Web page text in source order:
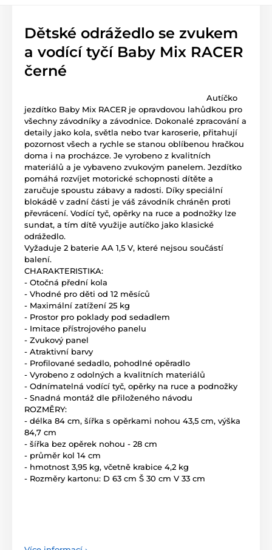
Dětské odrážedlo se zvukem
a vodící tyčí Baby Mix RACER
černé
Autíčko
jezdítko Baby Mix RACER je opravdovou lahůdkou pro
všechny závodníky a závodnice. Dokonalé zpracování a
detaily jako kola, světla nebo tvar karoserie, přitahují
pozornost všech a rychle se stanou oblíbenou hračkou
doma i na procházce. Je vyrobeno z kvalitních
materiálů a je vybaveno zvukovým panelem. Jezdítko
pomáhá rozvíjet motorické schopnosti dítěte a
zaručuje spoustu zábavy a radosti. Díky speciální
blokádě v zadní části je váš závodník chráněn proti
převrácení. Vodící tyč, opěrky na ruce a podnožky lze
sundat, a tím dítě využije autíčko jako klasické
odrážedlo.
Vyžaduje 2 baterie AA 1,5 V, které nejsou součástí
balení.
CHARAKTERISTIKA:
- Otočná přední kola
- Vhodné pro děti od 12 měsíců
- Maximální zatížení 25 kg
- Prostor pro poklady pod sedadlem
- Imitace přístrojového panelu
- Zvukový panel
- Atraktivní barvy
- Profilované sedadlo, pohodlné opěradlo
- Vyrobeno z odolných a kvalitních materiálů
- Odnímatelná vodící tyč, opěrky na ruce a podnožky
- Snadná montáž dle přiloženého návodu
ROZMĚRY:
- délka 84 cm, šířka s opěrkami nohou 43,5 cm, výška
84,7 cm
- šířka bez opěrek nohou - 28 cm
- průměr kol 14 cm
- hmotnost 3,95 kg, včetně krabice 4,2 kg
- Rozměry kartonu: D 63 cm Š 30 cm V 33 cm